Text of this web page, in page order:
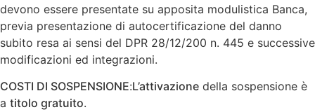
devono essere presentate su apposita modulistica Banca,
previa presentazione di autocertificazione del danno
subito resa ai sensi del DPR 28/12/200 n. 445 e successive
modificazioni ed integrazioni.
COSTI DI SOSPENSIONE:L’attivazione della sospensione è
a titolo gratuito.